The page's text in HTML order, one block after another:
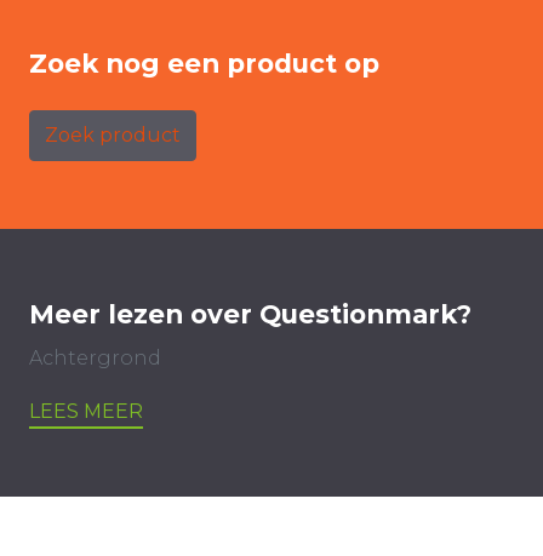
Zoek nog een product op
Zoek product
Meer lezen over Questionmark?
Achtergrond
LEES MEER